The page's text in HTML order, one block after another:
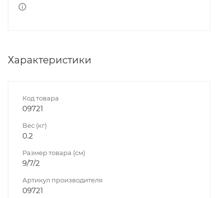
Характеристики
Код товара
09721
Вес (кг)
0.2
Размер товара (см)
9/7/2
Артикул производителя
09721